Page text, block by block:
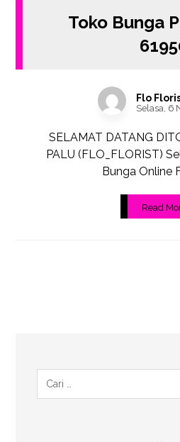
Toko Bunga
Flo
Selasa, 6
SELAMAT DATANG
PALU (FLO_FLORIST)
Bunga Online
Read